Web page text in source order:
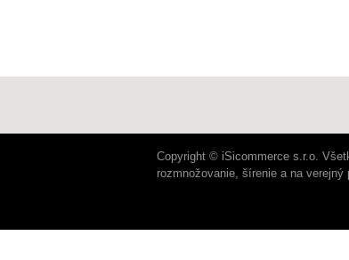
Copyright © iSicommerce s.r.o.
rozmnožovanie, šírenie a na verejný